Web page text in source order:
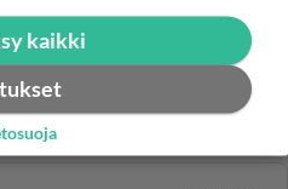
kaikki